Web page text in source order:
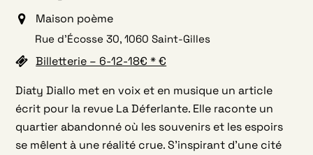
Maison poème
Rue d’Écosse 30, 1060 Saint-Gilles
Billetterie – 6-12-18€ * €
Diaty Diallo met en voix et en musique un article
écrit pour la revue La Déferlante. Elle raconte un
quartier abandonné où les souvenirs et les espoirs
se mêlent à une réalité crue. S’inspirant d’une cité